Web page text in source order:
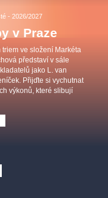
- 2026/2027
v Praze
ve složení Markéta
představí v sále
jako L. van
Přijďte si vychutnat
výkonů, které slibují
Kultura pod hvězdami